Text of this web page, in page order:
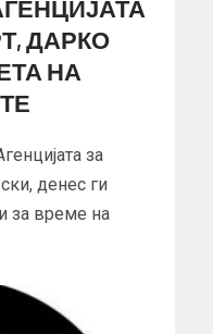
ДАРКО
НА
за
денес ги
за време на